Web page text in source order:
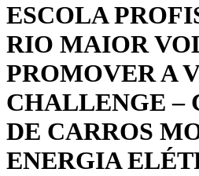
ESCOLA
RIO MAIOR
PROMOVER A
CHALLENGE –
DE CARROS
ENERGIA